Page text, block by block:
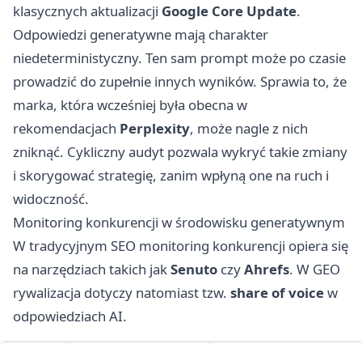
klasycznych aktualizacji Google Core Update.
Odpowiedzi generatywne mają charakter
niedeterministyczny. Ten sam prompt może po czasie
prowadzić do zupełnie innych wyników. Sprawia to, że
marka, która wcześniej była obecna w
rekomendacjach Perplexity, może nagle z nich
zniknąć. Cykliczny audyt pozwala wykryć takie zmiany
i skorygować strategię, zanim wpłyną one na ruch i
widoczność.
Monitoring konkurencji w środowisku generatywnym
W tradycyjnym SEO monitoring konkurencji opiera się
na narzędziach takich jakSenuto czyAhrefs. W GEO
rywalizacja dotyczy natomiast tzw. share of voicew
odpowiedziach AI.